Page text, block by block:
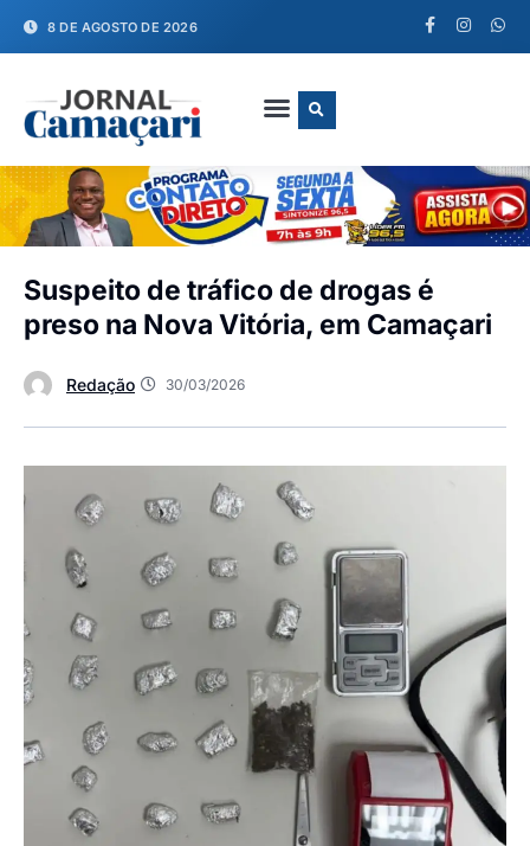
8 DE AGOSTO DE 2026
Suspeito de tráfico de drogas é
preso na Nova Vitória, em Camaçari
Redação 30/03/2026